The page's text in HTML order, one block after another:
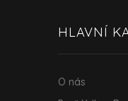
HLAVNÍ
O nás